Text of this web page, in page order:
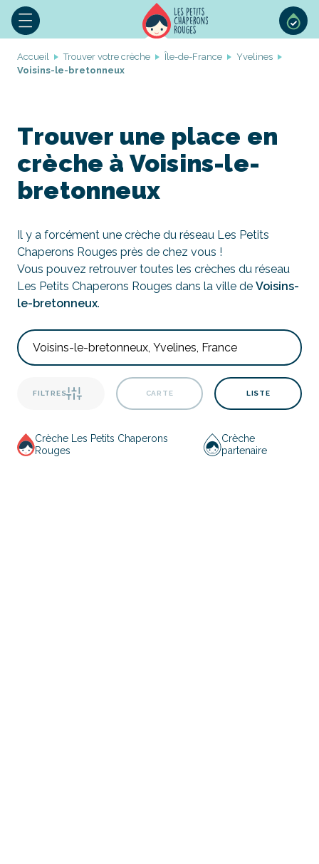
Accueil Trouver votre crèche Île-de-France
Yvelines
Voisins-le-bretonneux
Trouver une place en
crèche à Voisins-le-
bretonneux
Il y a forcément une crèche du réseau Les Petits
Chaperons Rouges près de chez vous !
Vous pouvez retrouver toutes les crèches du réseau
Les Petits Chaperons Rouges dans la ville de Voisins-
le-bretonneux.
FILTRES CARTE LISTE
Crèche Les Petits Chaperons
Rouges
Crèche
partenaire